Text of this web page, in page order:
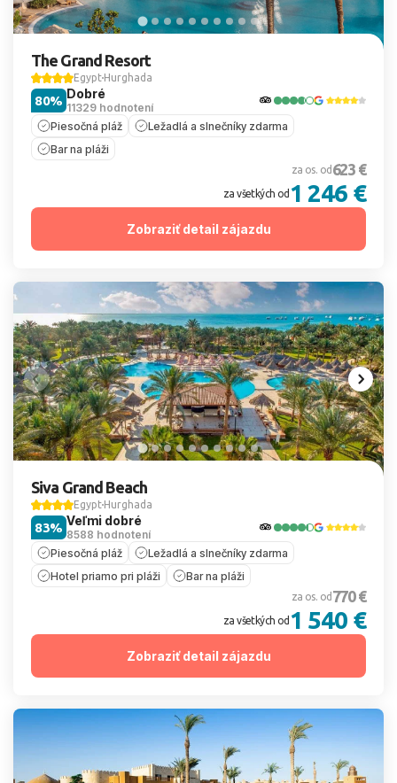
The Grand Resort
Egypt Hurghada
Dobré
11329 hodnotení
80%
Piesočná pláž
Ležadlá a slnečníky zdarma
Bar na pláži
za os. od 623 €
za všetkých od 1 246 €
Zobraziť detail zájazdu
Siva Grand Beach
Egypt Hurghada
Veľmi dobré
8588 hodnotení
83%
Piesočná pláž
Ležadlá a slnečníky zdarma
Hotel priamo pri pláži
Bar na pláži
za os. od 770 €
za všetkých od 1 540 €
Zobraziť detail zájazdu